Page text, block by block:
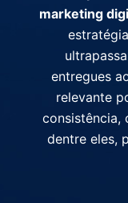
marketing
entregues
relevante
consistência,
dentre eles,